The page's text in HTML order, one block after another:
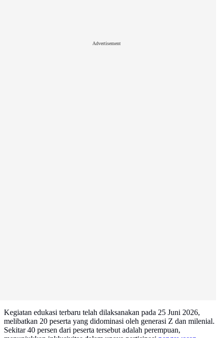
Advertisement
Kegiatan edukasi terbaru telah dilaksanakan pada 25 Juni 2026,
melibatkan 20 peserta yang didominasi oleh generasi Z dan milenial.
Sekitar 40 persen dari peserta tersebut adalah perempuan,